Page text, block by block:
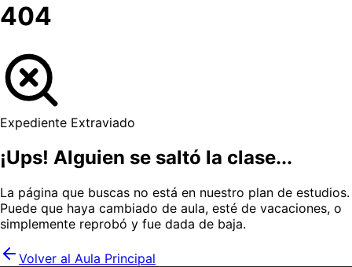
404
Expediente Extraviado
¡Ups! Alguien se saltó la clase...
La página que buscas no está en nuestro plan de estudios.
Puede que haya cambiado de aula, esté de vacaciones, o
simplemente reprobó y fue dada de baja.
Volver al Aula Principal